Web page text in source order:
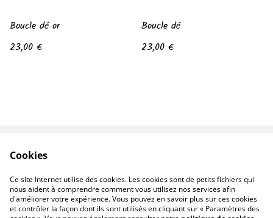
Boucle dé or
23,00 €
Boucle dé
23,00 €
Politique de
confidentialité
Politique de cookies
Cookies
Ce site Internet utilise des cookies. Les cookies sont de petits fichiers qui
nous aident à comprendre comment vous utilisez nos services afin
d'améliorer votre expérience. Vous pouvez en savoir plus sur ces cookies
et contrôler la façon dont ils sont utilisés en cliquant sur « Paramètres des